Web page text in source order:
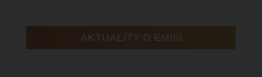
AKTUALITY O EMISI